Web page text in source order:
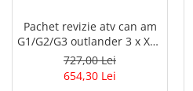
Pachet revizie atv can am
G1/G2/G3 outlander 3 x XPS
can am ulei 5w40 BRP, ULEI
GRUP FATA XPS 75W90,
727,00 Lei
654,30 Lei